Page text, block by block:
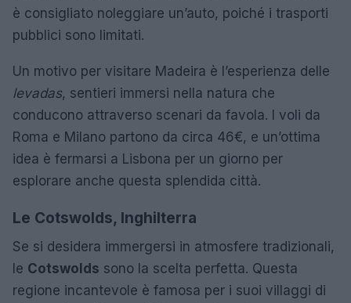
è consigliato noleggiare un’auto, poiché i trasporti
pubblici sono limitati.
Un motivo per visitare Madeira è l’esperienza delle
levadas, sentieri immersi nella natura che
conducono attraverso scenari da favola. I voli da
Roma e Milano partono da circa 46€, e un’ottima
idea è fermarsi a Lisbona per un giorno per
esplorare anche questa splendida città.
Le Cotswolds, Inghilterra
Se si desidera immergersi in atmosfere tradizionali,
le Cotswolds sono la scelta perfetta. Questa
regione incantevole è famosa per i suoi villaggi di